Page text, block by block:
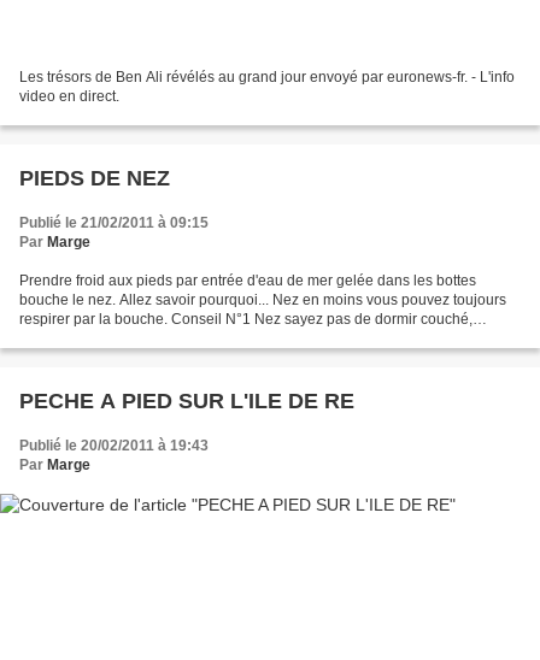
Les trésors de Ben Ali révélés au grand jour envoyé par euronews-fr. - L'info
video en direct.
PIEDS DE NEZ
Publié le 21/02/2011 à 09:15
Par Marge
Prendre froid aux pieds par entrée d'eau de mer gelée dans les bottes
bouche le nez. Allez savoir pourquoi... Nez en moins vous pouvez toujours
respirer par la bouche. Conseil N°1 Nez sayez pas de dormir couché,
PECHE A PIED SUR L'ILE DE RE
Publié le 20/02/2011 à 19:43
Par Marge